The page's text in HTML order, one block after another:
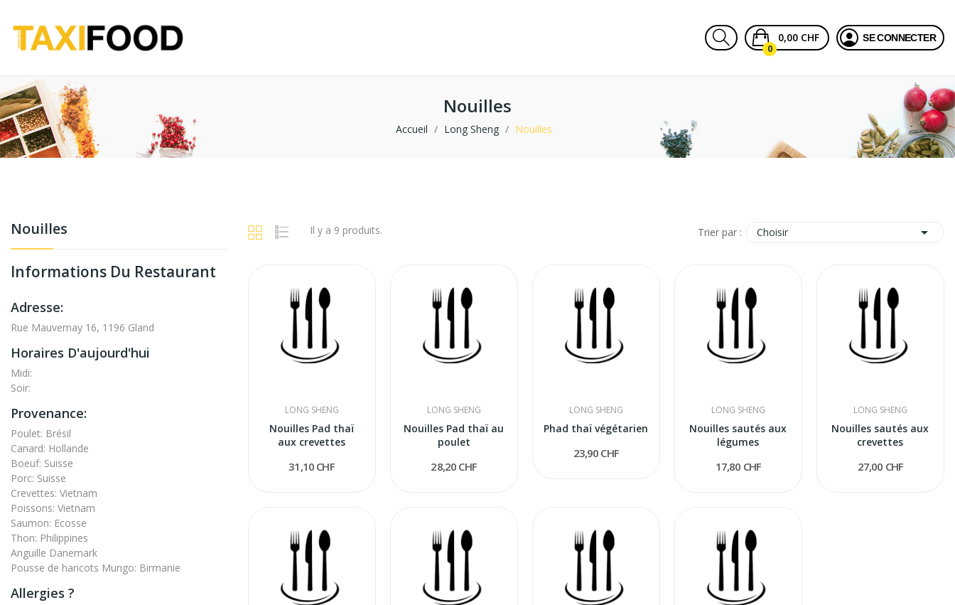
0,00 CHF
0
SE CONNECTER
Nouilles
Accueil Long Sheng Nouilles
Nouilles
Informations Du Restaurant
Adresse:
Rue Mauvernay 16, 1196 Gland
Horaires D'aujourd'hui
Midi:
Soir:
Provenance:
Poulet: Brésil
Canard: Hollande
Boeuf: Suisse
Porc: Suisse
Crevettes: Vietnam
Poissons: Vietnam
Saumon: Ecosse
Thon: Philippines
Anguille Danemark
Pousse de haricots Mungo: Birmanie
Allergies ?
Il y a 9 produits. Trier par : Choisir 
LONG SHENG
Nouilles Pad thaï
aux crevettes
31,10 CHF
LONG SHENG
Nouilles Pad thaï au
poulet
28,20 CHF
LONG SHENG
Phad thaï végétarien
23,90 CHF
LONG SHENG
Nouilles sautés aux
légumes
17,80 CHF
LONG SHENG
Nouilles sautés aux
crevettes
27,00 CHF